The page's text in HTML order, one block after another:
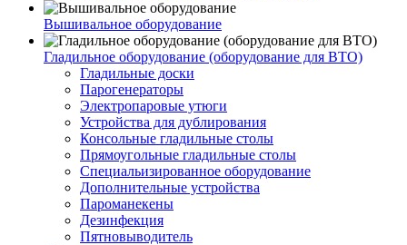
Вышивальное оборудование
Гладильное оборудование (оборудование для ВТО)
Гладильные доски
Парогенераторы
Электропаровые утюги
Устройства для дублирования
Консольные гладильные столы
Прямоугольные гладильные столы
Специальизированное оборудование
Дополнительные устройства
Пароманекены
Дезинфекция
Пятновыводитель